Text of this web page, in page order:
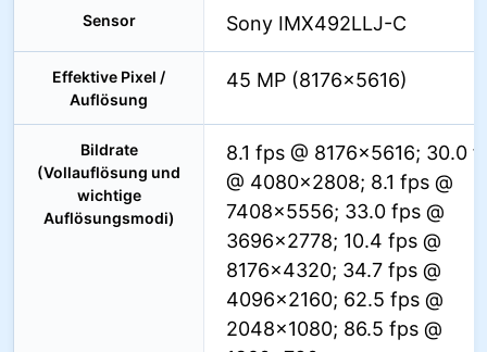
Sensor Sony IMX492LLJ-C
Effektive Pixel /
Auflösung
45 MP (8176×5616)
Bildrate
(Vollauflösung und
wichtige
Auflösungsmodi)
8.1 fps @ 8176×5616; 30.0
@ 4080×2808; 8.1 fps @
7408×5556; 33.0 fps @
3696×2778; 10.4 fps @
8176×4320; 34.7 fps @
4096×2160; 62.5 fps @
2048×1080; 86.5 fps @